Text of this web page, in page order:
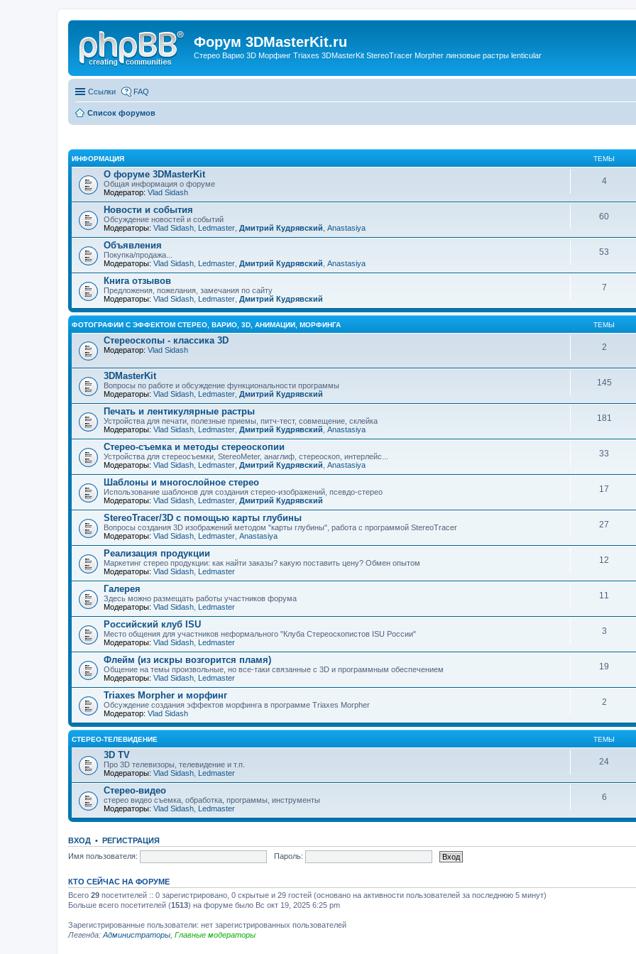
Форум 3DMasterKit.ru
Стерео Варио 3D Морфинг Triaxes 3DMasterKit StereoTracer Morpher линзовые растры lenticular
Ссылки FAQ
Список форумов
ИНФОРМАЦИЯ ТЕМЫ
О форуме 3DMasterKit
Общая информация о форуме
Модератор: Vlad Sidash
4
Новости и события
Обсуждение новостей и событий
Модераторы: Vlad Sidash Ledmaster Дмитрий Кудрявский Anastasiya
60
Объявления
Покупка/продажа...
Модераторы: Vlad Sidash Ledmaster Дмитрий Кудрявский Anastasiya
53
Книга отзывов
Предложения, пожелания, замечания по сайту
Модераторы: Vlad Sidash Ledmaster Дмитрий Кудрявский
7
ФОТОГРАФИИ С ЭФФЕКТОМ СТЕРЕО, ВАРИО, 3D, АНИМАЦИИ, МОРФИНГА ТЕМЫ
Стереоскопы - классика 3D
Модератор: Vlad Sidash 2
3DMasterKit
Вопросы по работе и обсуждение функциональности программы
Модераторы: Vlad Sidash Ledmaster Дмитрий Кудрявский
145
Печать и лентикулярные растры
Устройства для печати, полезные приемы, питч-тест, совмещение, склейка
Модераторы: Vlad Sidash Ledmaster Дмитрий Кудрявский Anastasiya
181
Стерео-съемка и методы стереоскопии
Устройства для стереосъемки, StereoMeter, анаглиф, стереоскоп, интерлейс...
Модераторы: Vlad Sidash Ledmaster Дмитрий Кудрявский Anastasiya
33
Шаблоны и многослойное стерео
Использование шаблонов для создания стерео-изображений, псевдо-стерео
Модераторы: Vlad Sidash Ledmaster Дмитрий Кудрявский
17
StereoTracer/3D с помощью карты глубины
Вопросы создания 3D изображений методом "карты глубины", работа с программой StereoTracer
Модераторы: Vlad Sidash Ledmaster Anastasiya
27
Реализация продукции
Маркетинг стерео продукции: как найти заказы? какую поставить цену? Обмен опытом
Модераторы: Vlad Sidash Ledmaster
12
Галерея
Здесь можно размещать работы участников форума
Модераторы: Vlad Sidash Ledmaster
11
Российский клуб ISU
Место общения для участников неформального "Клуба Стереоскопистов ISU России"
Модераторы: Vlad Sidash Ledmaster
3
Флейм (из искры возгорится пламя)
Общение на темы произвольные, но все-таки связанные с 3D и программным обеспечением
Модераторы: Vlad Sidash Ledmaster
19
Triaxes Morpher и морфинг
Обсуждение создания эффектов морфинга в программе Triaxes Morpher
Модератор: Vlad Sidash
2
СТЕРЕО-ТЕЛЕВИДЕНИЕ ТЕМЫ
3D TV
Про 3D телевизоры, телевидение и т.п.
Модераторы: Vlad Sidash Ledmaster
24
Стерео-видео
стерео видео съемка, обработка, программы, инструменты
Модераторы: Vlad Sidash Ledmaster
6
ВХОД • РЕГИСТРАЦИЯ
Имя пользователя:
Пароль:
КТО СЕЙЧАС НА ФОРУМЕ
Всего 29 посетителей :: 0 зарегистрировано, 0 скрытые и 29 гостей (основано на активности пользователей за последнюю 5 минут)
Больше всего посетителей (1513) на форуме было Вс окт 19, 2025 6:25 pm
Зарегистрированные пользователи: нет зарегистрированных пользователей
Легенда: Администраторы Главные модераторы